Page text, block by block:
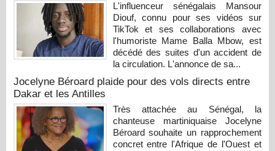
L'influenceur sénégalais Mansour
Diouf, connu pour ses vidéos sur
TikTok et ses collaborations avec
l'humoriste Mame Balla Mbow, est
décédé des suites d'un accident de
la circulation. L'annonce de sa...
Jocelyne Béroard plaide pour des vols directs entre
Dakar et les Antilles
Très attachée au Sénégal, la
chanteuse martiniquaise Jocelyne
Béroard souhaite un rapprochement
concret entre l'Afrique de l'Ouest et